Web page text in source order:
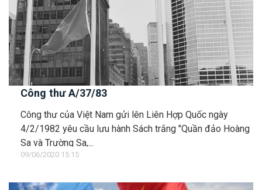
Công thư A/37/83
Công thư của Việt Nam gửi lên Liên Hợp Quốc ngày
4/2/1982 yêu cầu lưu hành Sách trắng "Quần đảo Hoàng
Sa và Trường Sa,...
09/06/2020 15:15